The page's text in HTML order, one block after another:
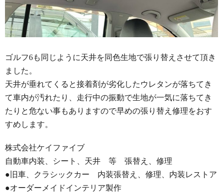
ゴルフ6も同じように天井を同色生地で張り替えさせて頂き
ました。
天井が垂れてくると接着剤が劣化したウレタンが落ちてき
て車内が汚れたり、走行中の振動で生地が一気に落ちてき
たりと危ない事もありますので早めの張り替え修理をおす
すめします。
株式会社ケイファイブ
自動車内装、シート、天井 等 張替え、修理
●旧車、クラシックカー 内装張替え、修理、内装レストア
●オーダーメイドインテリア製作